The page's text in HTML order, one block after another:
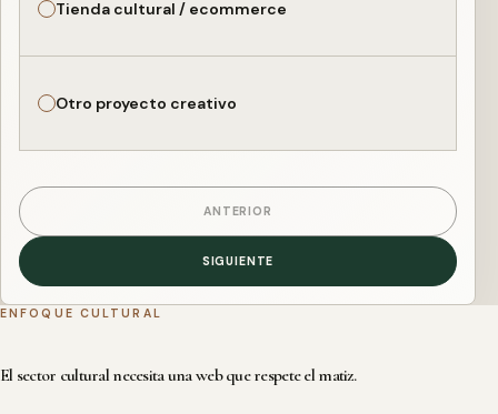
Tienda cultural / ecommerce
Otro proyecto creativo
ANTERIOR
SIGUIENTE
ENFOQUE CULTURAL
El sector cultural necesita una web que respete el matiz.